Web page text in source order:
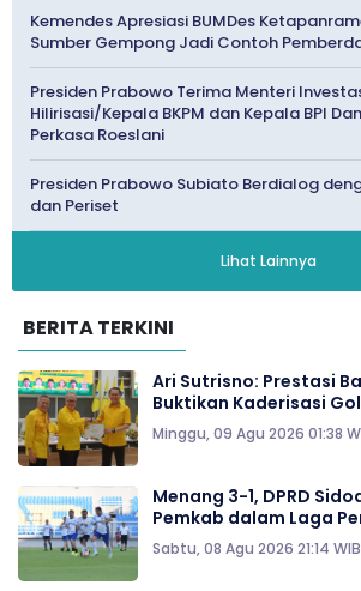
Kemendes Apresiasi BUMDes
Sumber Gempong Jadi Contoh
Presiden Prabowo Terima Menteri
Hilirisasi/Kepala BKPM dan Kepala BPI
Perkasa Roeslani
Presiden Prabowo Subiato Berdialog
dan Periset
Lihat Lainnya
BERITA TERKINI
Ari Sutrisno: Prestasi
Buktikan Kaderisasi
Minggu, 09 Agu 2026 01:38
Menang 3-1, DPRD
Pemkab dalam Laga
Sabtu, 08 Agu 2026 21:14 WIB